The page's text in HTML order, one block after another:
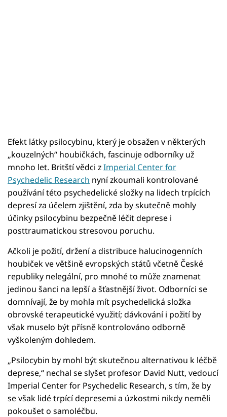
Efekt látky psilocybinu, který je obsažen v některých
„kouzelných“ houbičkách, fascinuje odborníky už
mnoho let. Britští vědci zImperial Center for
Psychedelic Research nyní zkoumali kontrolované
používání této psychedelické složky na lidech trpících
depresí za účelem zjištění, zda by skutečně mohly
účinky psilocybinu bezpečně léčit deprese i
posttraumatickou stresovou poruchu.
Ačkoli je požití, držení a distribuce halucinogenních
houbiček ve většině evropských států včetně České
republiky nelegální, pro mnohé to může znamenat
jedinou šanci na lepší a šťastnější život. Odborníci se
domnívají, že by mohla mít psychedelická složka
obrovské terapeutické využití; dávkování i požití by
však muselo být přísně kontrolováno odborně
vyškoleným dohledem.
„Psilocybin by mohl být skutečnou alternativou k léčbě
deprese,“ nechal se slyšet profesor David Nutt, vedoucí
Imperial Center for Psychedelic Research, s tím, že by
se však lidé trpící depresemi a úzkostmi nikdy neměli
pokoušet o samoléčbu.